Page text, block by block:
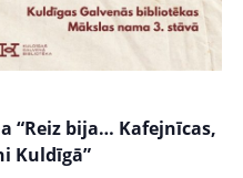
“Reiz bija… Kafejnīcas,
Kuldīgā”